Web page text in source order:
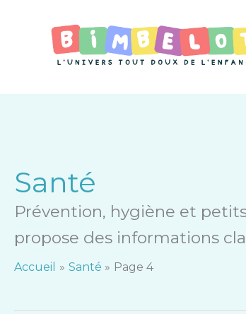
Santé
Prévention, hygiène et
propose des informations
Accueil Santé Page 4